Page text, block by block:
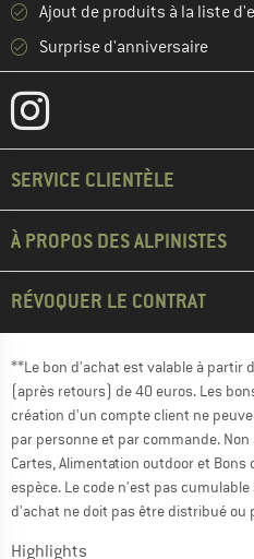
Ajout de produits à la liste
Surprise d'anniversaire
SERVICE CLIENTÈLE
À PROPOS DES ALPINISTES
RÉVOQUER LE CONTRAT
**Le bon d'achat est valable à
(après retours) de 40 euros. Les
création d'un compte client ne
par personne et par commande.
Cartes, Alimentation outdoor et
espèce. Le code n'est pas
d'achat ne doit pas être distribué ou
Highlights